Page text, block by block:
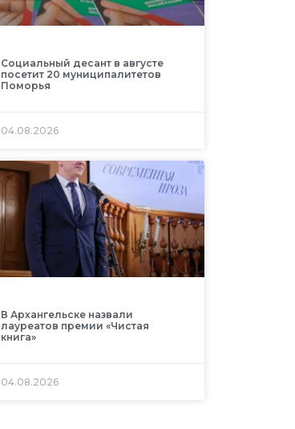
Социальный десант в августе
посетит 20 муниципалитетов
Поморья
04.08.2026
В Архангельске назвали
лауреатов премии «Чистая
книга»
04.08.2026